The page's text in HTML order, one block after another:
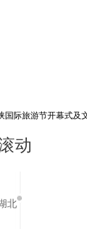
国际旅游节开幕式
动
北